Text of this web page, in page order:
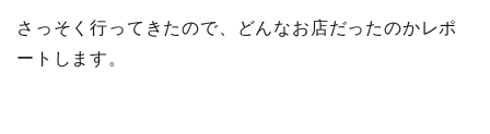
さっそく行ってきたので、どんなお店だったのかレポ
ートします。